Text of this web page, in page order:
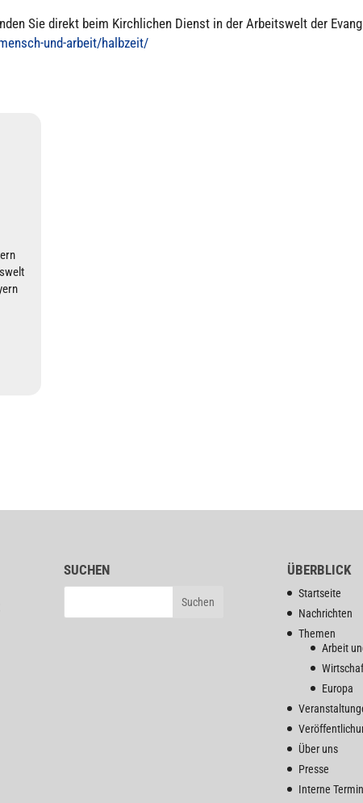
Sie direkt beim Kirch­li­chen Dienst in der Arbeits­welt der
und-arbeit/halbzeit/
SUCHEN ÜBERBLICK
Startseite
Nachrichten
Themen
Arbeit
Europa
Über uns
Presse
Interne